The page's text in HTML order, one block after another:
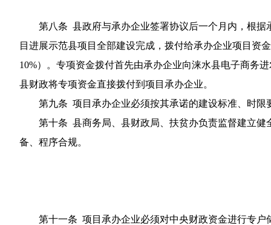
第八条 县政府与承办企业签署协议后一个月内，根据
目进展示范县项目全部建设完成，拨付给承办企业项目资
10%）。专项资金拨付首先由承办企业向涞水县电子商务
县财政将专项资金直接拨付到项目承办企业。
第九条 项目承办企业必须按其承诺的建设标准、时限
第十条 县商务局、县财政局、扶贫办负责监督建立健
备、程序合规。
第十一条 项目承办企业必须对中央财政资金进行专户